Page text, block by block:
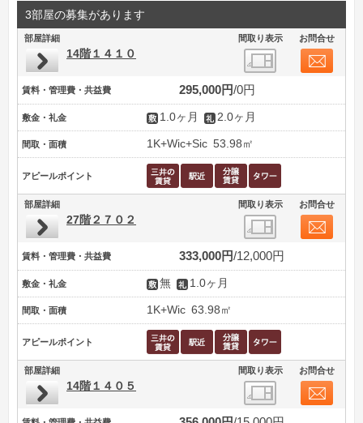
3部屋の募集があります
部屋詳細 間取り表示 お問合せ
14階１４１０
賃料・管理費・共益費 295,000円 0円
敷金・礼金 1.0ヶ月 2.0ヶ月
間取・面積 1K+Wic+Sic 53.98㎡
アピールポイント
部屋詳細 間取り表示 お問合せ
27階２７０２
賃料・管理費・共益費 333,000円 12,000円
敷金・礼金 無 1.0ヶ月
間取・面積 1K+Wic 63.98㎡
アピールポイント
部屋詳細 間取り表示 お問合せ
14階１４０５